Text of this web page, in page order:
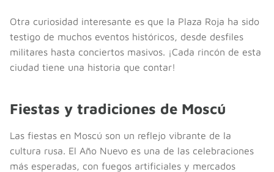
Otra curiosidad interesante es que la Plaza Roja ha sido
testigo de muchos eventos históricos, desde desfiles
militares hasta conciertos masivos. ¡Cada rincón de esta
ciudad tiene una historia que contar!
Fiestas y tradiciones de Moscú
Las fiestas en Moscú son un reflejo vibrante de la
cultura rusa. El Año Nuevo es una de las celebraciones
más esperadas, con fuegos artificiales y mercados